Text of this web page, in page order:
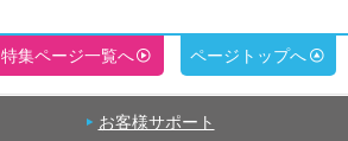
特集ページ一覧へ ページトップへ
お客様サポート